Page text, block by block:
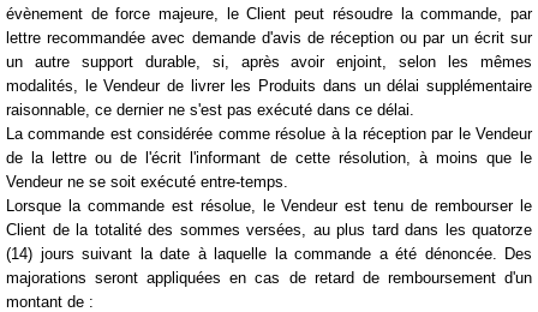
évènement de force majeure, le Client peut résoudre la commande, par
lettre recommandée avec demande d'avis de réception ou par un écrit sur
un autre support durable, si, après avoir enjoint, selon les mêmes
modalités, le Vendeur de livrer les Produits dans un délai supplémentaire
raisonnable, ce dernier ne s'est pas exécuté dans ce délai.
La commande est considérée comme résolue à la réception par le Vendeur
de la lettre ou de l'écrit l'informant de cette résolution, à moins que le
Vendeur ne se soit exécuté entre-temps.
Lorsque la commande est résolue, le Vendeur est tenu derembourser le
Client de la totalité des sommes versées, au plus tard dans les quatorze
(14) jours suivant la date à laquelle la commande a été dénoncée. Des
majorations seront appliquées en cas de retard de remboursement d'un
montant de :